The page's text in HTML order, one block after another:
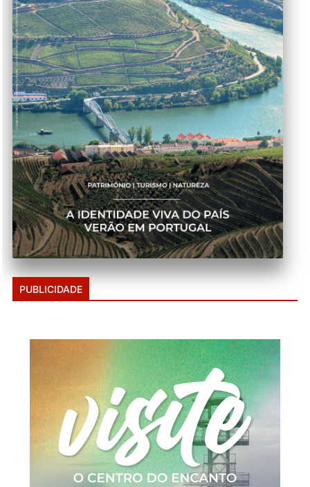
PUBLICIDADE